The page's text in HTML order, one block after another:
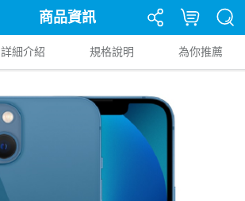
商品資訊
詳細介紹 規格說明 為你推薦